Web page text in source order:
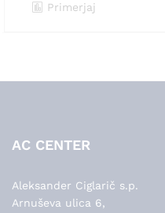
Primerjaj
AC CENTER
Aleksander Ciglarič s.p.
Arnuševa ulica 6,